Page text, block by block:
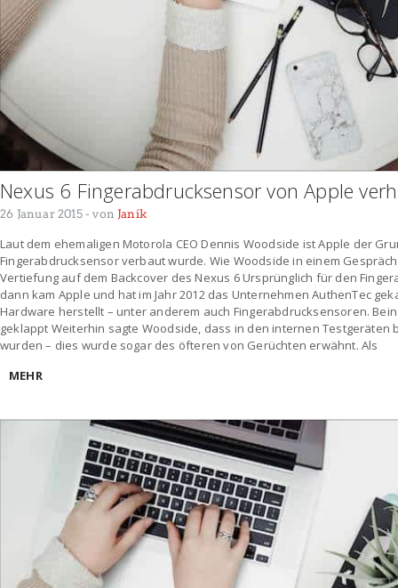
Nexus 6 Fingerabdrucksensor von Apple
26 Januar 2015- von Janik
Laut dem ehemaligen Motorola CEO Dennis Woodside ist Apple der
Fingerabdrucksensor verbaut wurde. Wie Woodside in einem
Vertiefung auf dem Backcover des Nexus 6 Ursprünglich für den
dann kam Apple und hat im Jahr 2012 das Unternehmen AuthenTec
Hardware herstellt – unter anderem auch Fingerabdrucksensoren.
geklappt Weiterhin sagte Woodside, dass in den internen Testgeräten
wurden – dies wurde sogar des öfteren von Gerüchten erwähnt. Als
MEHR